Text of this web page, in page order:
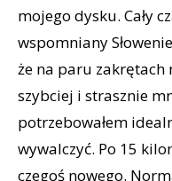
mojego dysku. Cały
wspomniany
że na paru zakrętach
szybciej i strasznie
potrzebowałem
wywalczyć. Po 15
czegoś nowego.